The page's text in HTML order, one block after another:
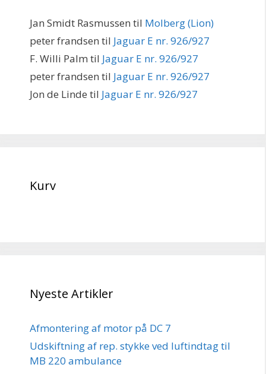
Jan Smidt Rasmussen til Molberg (Lion)
peter frandsen til Jaguar E nr. 926/927
F. Willi Palm til Jaguar E nr. 926/927
peter frandsen til Jaguar E nr. 926/927
Jon de Linde til Jaguar E nr. 926/927
Kurv
Nyeste Artikler
Afmontering af motor på DC 7
Udskiftning af rep. stykke ved luftindtag til
MB 220 ambulance